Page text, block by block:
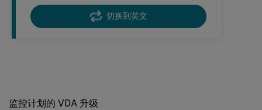
切换到英文
监控计划的 VDA 升级